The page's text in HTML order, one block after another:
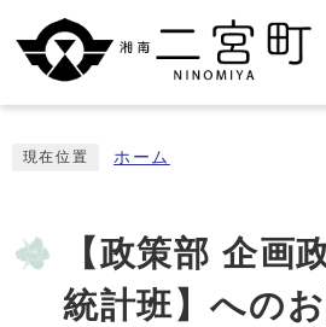
現在位置 ホーム
【政策部 企画
統計班】への